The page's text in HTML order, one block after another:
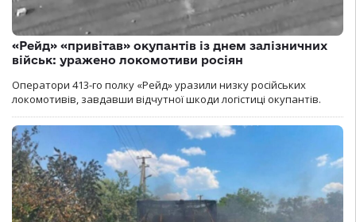
«Рейд» «привітав» окупантів із днем залізничних
військ: уражено локомотиви росіян
Оператори 413-го полку «Рейд» уразили низку російських
локомотивів, завдавши відчутної шкоди логістиці окупантів.